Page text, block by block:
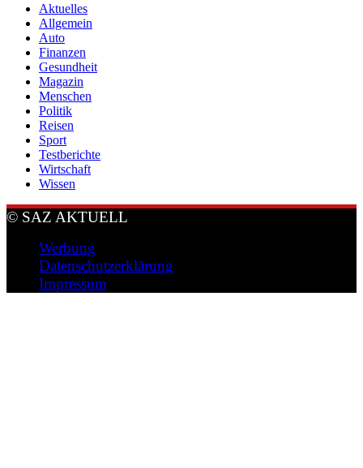
Aktuelles
Allgemein
Auto
Finanzen
Gesundheit
Magazin
Menschen
Politik
Reisen
Sport
Testberichte
Wirtschaft
Wissen
© SAZ AKTUELL
Werbung
Datenschutzerklärung
Impressum